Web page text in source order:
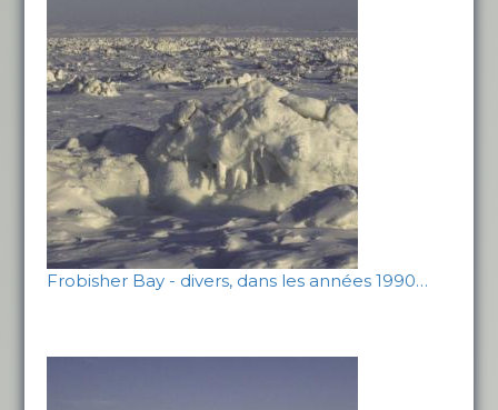
Frobisher Bay - divers, dans les années 1990…